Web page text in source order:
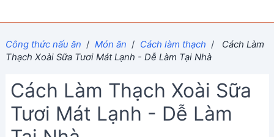
Công thức nấu ăn / Món ăn / Cách làm thạch /
Cách Làm
Thạch Xoài Sữa Tươi Mát Lạnh - Dễ Làm Tại Nhà
Cách Làm Thạch Xoài Sữa
Tươi Mát Lạnh - Dễ Làm